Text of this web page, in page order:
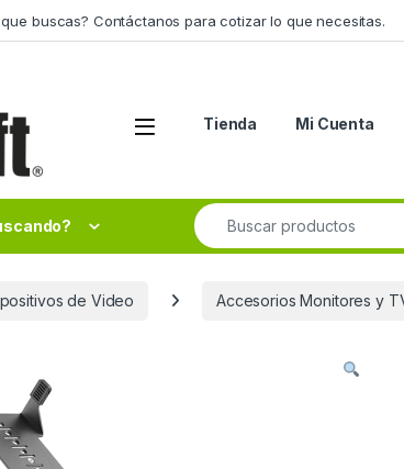
buscas? Contáctanos para cotizar lo que necesitas.
Tienda Mi Cuenta
Search for:
de Video Accesorios Monitores y